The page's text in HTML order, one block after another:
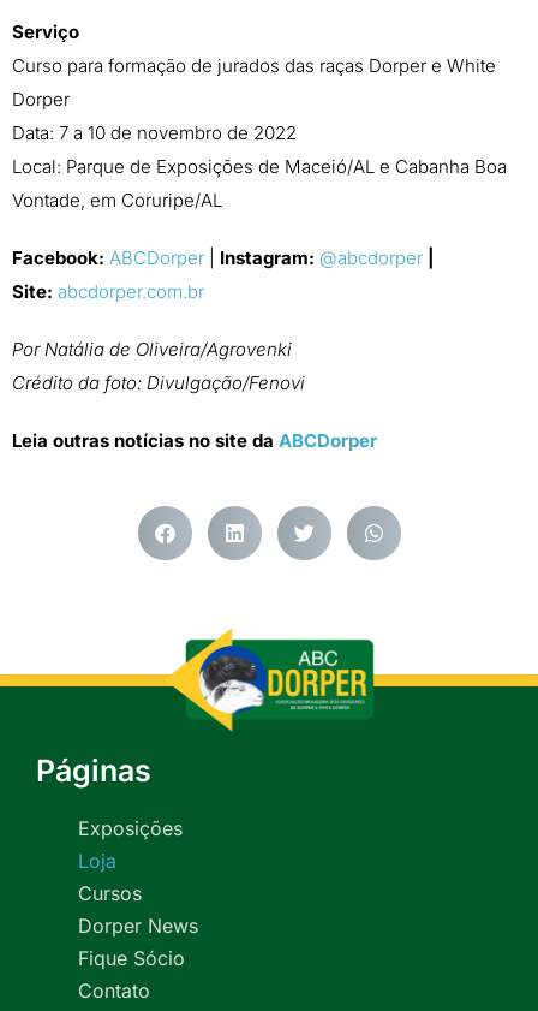
Serviço
Curso para formação de jurados das raças Dorper e White
Dorper
Data: 7 a 10 de novembro de 2022
Local: Parque de Exposições de Maceió/AL e Cabanha Boa
Vontade, em Coruripe/AL
Facebook: ABCDorper Instagram: @abcdorper
Site: abcdorper.com.br
Por Natália de Oliveira/Agrovenki
Crédito da foto: Divulgação/Fenovi
Leia outras notícias no site da ABCDorper
Páginas
Exposições
Loja
Cursos
Dorper News
Fique Sócio
Contato